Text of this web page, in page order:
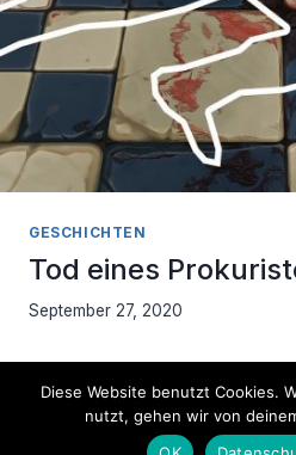
GESCHICHTEN
Tod eines
September 27, 2020
Impressum
Diese Website benutzt Cookies.
nutzt, gehen wir von